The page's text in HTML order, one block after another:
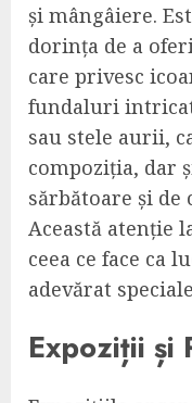
și mângâiere.
dorința de a
care privesc
fundaluri
sau stele aurii,
compoziția, dar
sărbătoare și de
Această atenție
ceea ce face ca
adevărat
Expoziții și